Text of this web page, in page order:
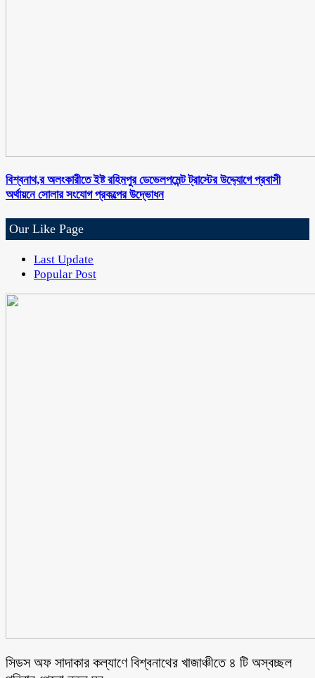
বিশ্বনাথ,র অলংকারীতে ইষ্ট রহিমপুর ডেভেলপমেন্ট ট্রাস্টের উদ্দ্যোগে প্রবাসী
অর্থায়নে সোলার সংযোগ প্রকল্পের উদ্ভোধন
Our Like Page
Last Update
Popular Post
সিডস অফ সাদাকার কল্যাণে বিশ্বনাথের খাজাঞ্চীতে ৪ টি অস্বচ্ছল